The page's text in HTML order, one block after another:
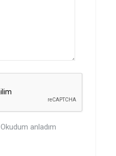
Okudum anladım